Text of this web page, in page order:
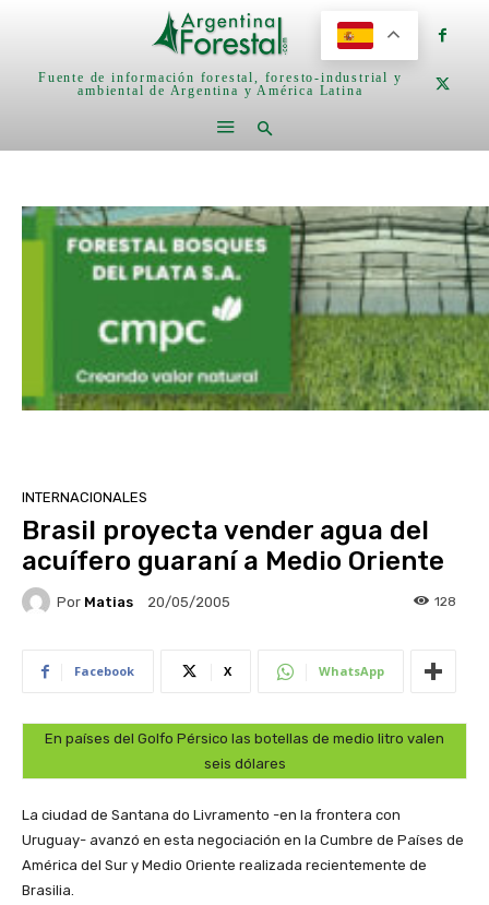
Fuente de información forestal, foresto-industrial y
ambiental de Argentina y América Latina
INTERNACIONALES
Brasil proyecta vender agua del
acuífero guaraní a Medio Oriente
Por Matias 20/05/2005 128
Facebook X WhatsApp
En países del Golfo Pérsico las botellas de medio litro valen
seis dólares
La ciudad de Santana do Livramento -en la frontera con
Uruguay- avanzó en esta negociación en la Cumbre de Países de
América del Sur y Medio Oriente realizada recientemente de
Brasilia.